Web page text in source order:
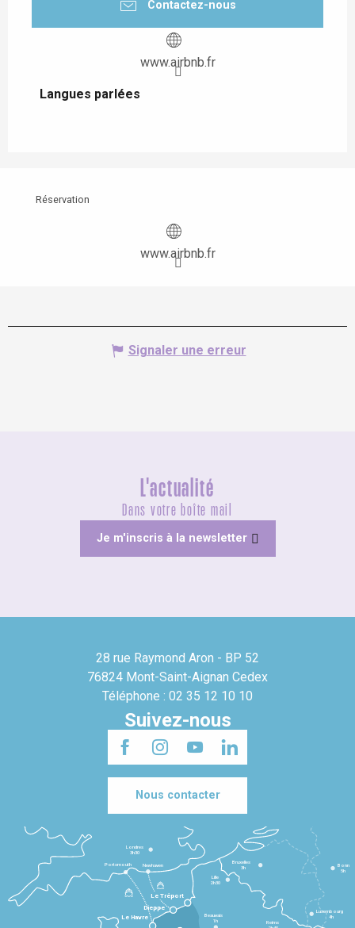
Contactez-nous
www.airbnb.fr
Langues parlées
Langues parlées
Réservation
www.airbnb.fr
Signaler une erreur
L'actualité
Dans votre boîte mail
Je m'inscris à la newsletter
28 rue Raymond Aron - BP 52
76824 Mont-Saint-Aignan Cedex
Téléphone : 02 35 12 10 10
Suivez-nous
Nous contacter
Le Havre
Dieppe
Le Tréport
Beauvais
1h
Reims
Lille
2h30
Bruxelles
3h
Londres
3h30
Newhaven
Portsmouth
Bonn
5h
Luxembourg
4h